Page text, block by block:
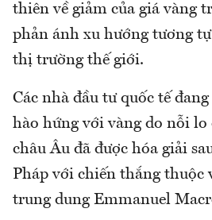
thiên về giảm của giá vàng
phản ánh xu hướng tương
thị trường thế giới.
Các nhà đầu tư quốc tế
hào hứng với vàng do nỗi
châu Âu đã được hóa giải
Pháp với chiến thắng thuộc
trung dung Emmanuel